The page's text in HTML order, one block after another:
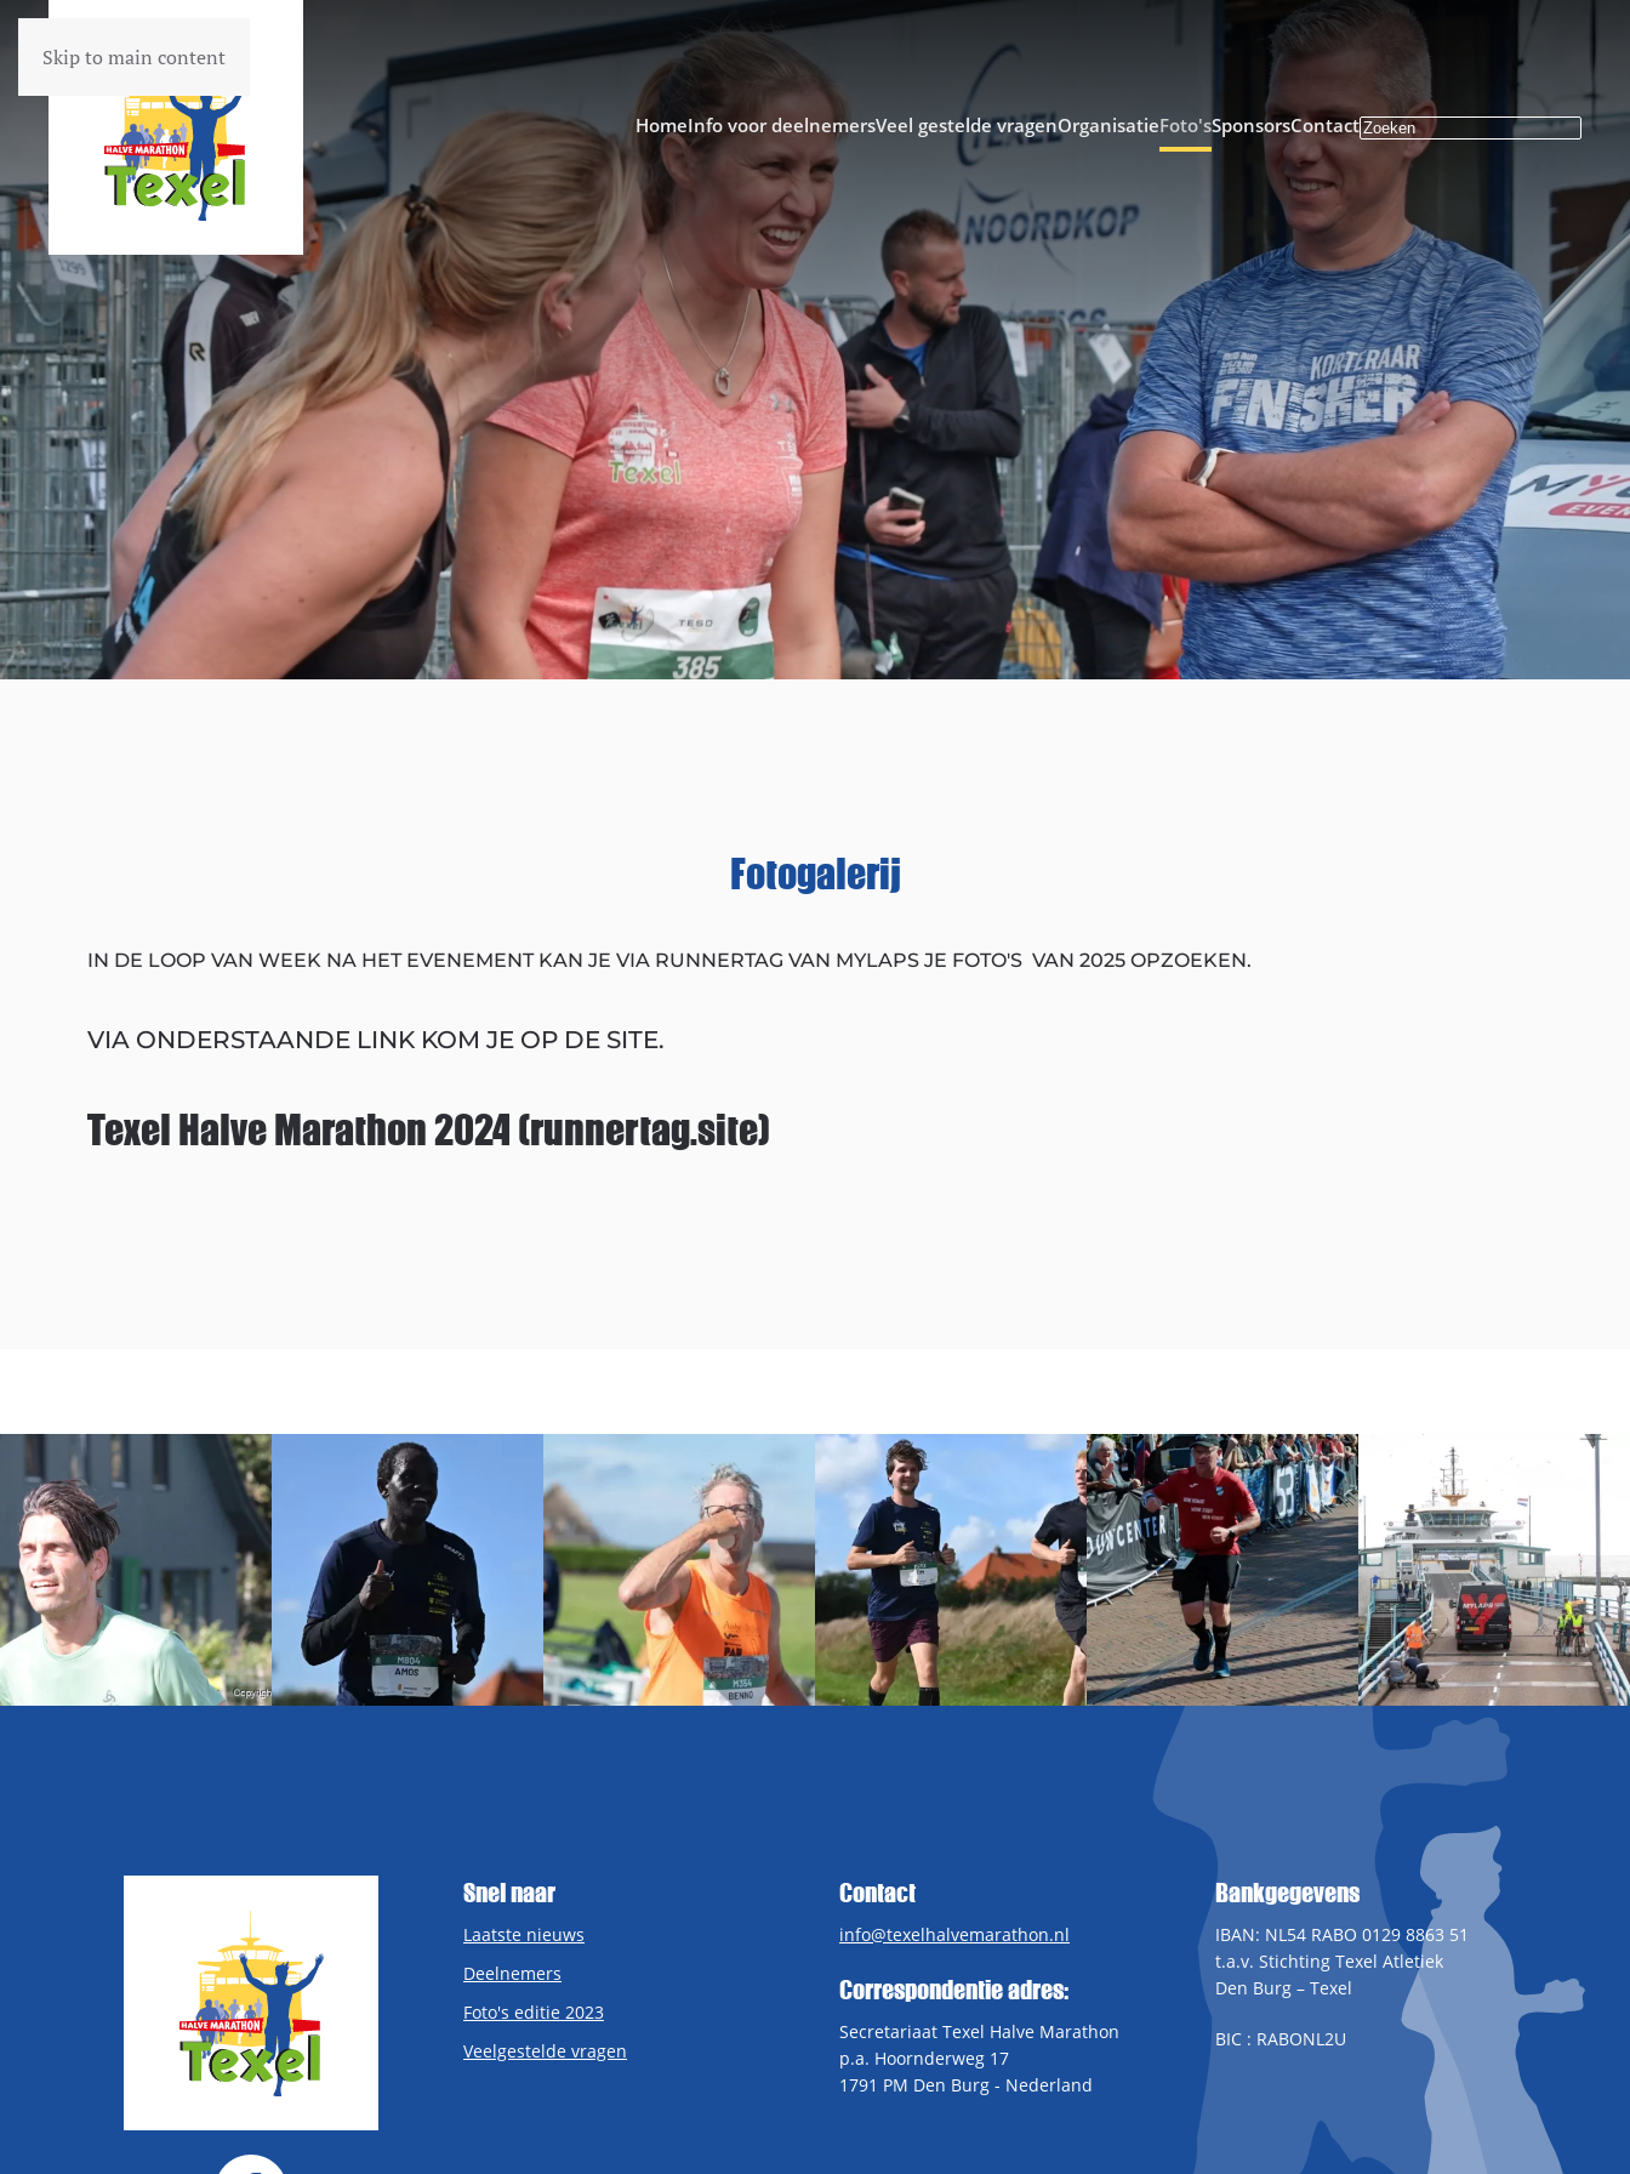
Skip to main content
HomeInfo voor deelnemersVeel gestelde vragenOrganisatieFoto'sSponsorsContact
Fotogalerij
IN DE LOOP VAN WEEK NA HET EVENEMENT KAN JE VIA RUNNERTAG VAN MYLAPS JE FOTO'S VAN 2025 OPZOEKEN.
VIA ONDERSTAANDE LINK KOM JE OP DE SITE.
Texel Halve Marathon 2024 (runnertag.site)
Snel naar
Laatste nieuws
Deelnemers
Foto's editie 2023
Veelgestelde vragen
Contact
info@texelhalvemarathon.nl
Correspondentie adres:
Secretariaat Texel Halve Marathon
p.a. Hoornderweg 17
1791 PM Den Burg - Nederland
Bankgegevens
IBAN: NL54 RABO 0129 8863 51
t.a.v. Stichting Texel Atletiek
Den Burg – Texel
BIC : RABONL2U